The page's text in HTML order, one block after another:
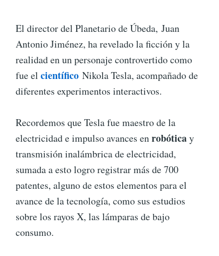
El director del Planetario de Úbeda, Juan
Antonio Jiménez, ha revelado la ficción y la
realidad en un personaje controvertido como
fue el científico Nikola Tesla, acompañado de
diferentes experimentos interactivos.
Recordemos que Tesla fue maestro de la
electricidad e impulso avances enrobóticay
transmisión inalámbrica de electricidad,
sumada a esto logro registrar más de 700
patentes, alguno de estos elementos para el
avance de la tecnología, como sus estudios
sobre los rayos X, las lámparas de bajo
consumo.